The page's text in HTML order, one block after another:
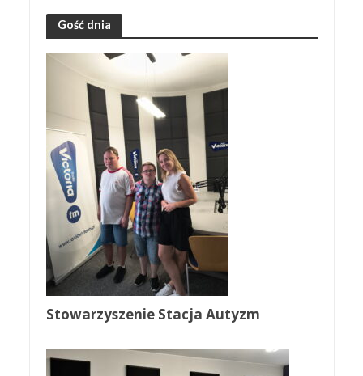
Gość dnia
Stowarzyszenie Stacja Autyzm